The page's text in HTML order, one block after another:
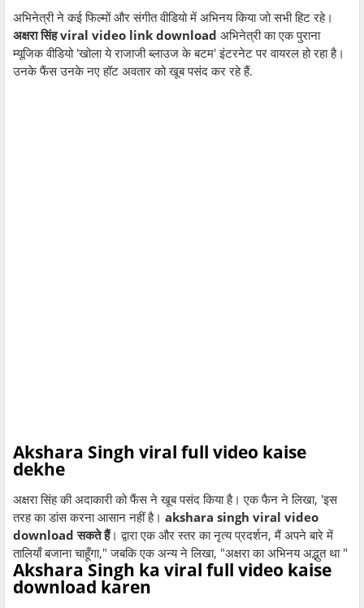
अभिनेत्री ने कई फिल्मों और संगीत वीडियो में अभिनय किया जो सभी हिट रहे।
अक्षरा सिंह viral video link download अभिनेत्री का एक पुराना
म्यूजिक वीडियो 'खोला ये राजाजी ब्लाउज के बटम' इंटरनेट पर वायरल हो रहा है।
उनके फैंस उनके नए हॉट अवतार को खूब पसंद कर रहे हैं.
Akshara Singh viral full video kaise
dekhe
अक्षरा सिंह की अदाकारी को फैंस ने खूब पसंद किया है। एक फैन ने लिखा, 'इस
तरह का डांस करना आसान नहीं है। akshara singh viral video
download सकते हैं। द्वारा एक और स्तर का नृत्य प्रदर्शन, मैं अपने बारे में
तालियाँ बजाना चाहूँगा," जबकि एक अन्य ने लिखा, "अक्षरा का अभिनय अद्भुत था ️️️"
Akshara Singh ka viral full video kaise
download karen